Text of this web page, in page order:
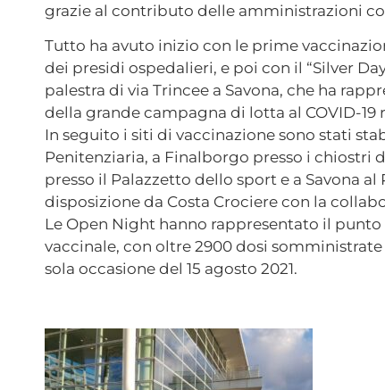
grazie al contributo delle amministrazioni
Tutto ha avuto inizio con le prime
dei presidi ospedalieri, e poi con il “Silver
palestra di via Trincee a Savona, che ha
della grande campagna di lotta al COVID-
In seguito i siti di vaccinazione sono stati
Penitenziaria, a Finalborgo presso i chiostri
presso il Palazzetto dello sport e a Savona al
disposizione da Costa Crociere con la
Le Open Night hanno rappresentato il
vaccinale, con oltre 2900 dosi
sola occasione del 15 agosto 2021.